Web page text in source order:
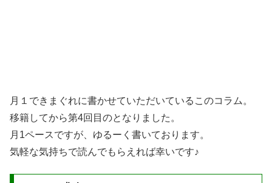
月１できまぐれに書かせていただいているこのコラム。
移籍してから第4回目のとなりました。
月1ペースですが、ゆるーく書いております。
気軽な気持ちで読んでもらえれば幸いです♪